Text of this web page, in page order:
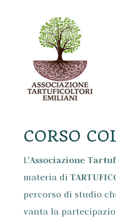
CORSO
L'Associazione
materia di
percorso di studio
vanta la